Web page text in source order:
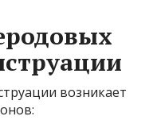
возникает